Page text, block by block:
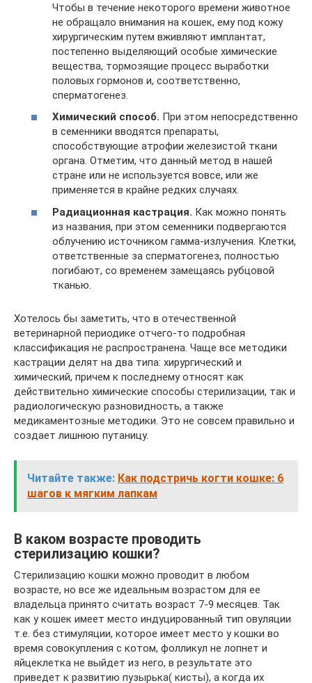
Чтобы в течение некоторого времени животное
не обращало внимания на кошек, ему под кожу
хирургическим путем вживляют имплантат,
постепенно выделяющий особые химические
вещества, тормозящие процесс выработки
половых гормонов и, соответственно,
сперматогенез.
Химический способ. При этом непосредственно
в семенники вводятся препараты,
способствующие атрофии железистой ткани
органа. Отметим, что данный метод в нашей
стране или не используется вовсе, или же
применяется в крайне редких случаях.
Радиационная кастрация. Как можно понять
из названия, при этом семенники подвергаются
облучению источником гамма-излучения. Клетки,
ответственные за сперматогенез, полностью
погибают, со временем замещаясь рубцовой
тканью.
Хотелось бы заметить, что в отечественной
ветеринарной периодике отчего-то подробная
классификация не распространена. Чаще все методики
кастрации делят на два типа: хирургический и
химический, причем к последнему относят как
действительно химические способы стерилизации, так и
радиологическую разновидность, а также
медикаментозные методики. Это не совсем правильно и
создает лишнюю путаницу.
Читайте также: Как подстричь когти кошке: 6
шагов к мягким лапкам
В каком возрасте проводить
стерилизацию кошки?
Стерилизацию кошки можно проводит в любом
возрасте, но все же идеальным возрастом для ее
владельца принято считать возраст 7-9 месяцев. Так
как у кошек имеет место индуцированный тип овуляции
т.е. без стимуляции, которое имеет место у кошки во
время совокупления с котом, фолликул не лопнет и
яйцеклетка не выйдет из него, в результате это
приведет к развитию пузырька( кисты), а когда их